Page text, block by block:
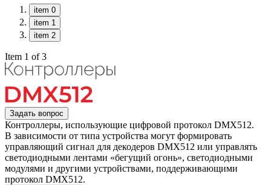
item 0
item 1
item 2
Item 1 of 3
Задать вопрос
Контроллеры, использующие цифровой протокол DMX512.
В зависимости от типа устройства могут формировать
управляющий сигнал для декодеров DMX512 или управлять
светодиодными лентами «бегущий огонь», светодиодными
модулями и другими устройствами, поддерживающими
протокол DMX512.